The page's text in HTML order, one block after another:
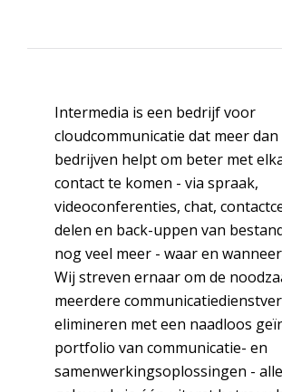
Intermedia is een bedrijf voor
cloudcommunicatie dat meer dan
bedrijven helpt om beter met
contact te komen - via spraak,
videoconferenties, chat,
delen en back-uppen van
nog veel meer - waar en
Wij streven ernaar om de
meerdere
elimineren met een naadloos
portfolio van communicatie- en
samenwerkingsoplossingen -